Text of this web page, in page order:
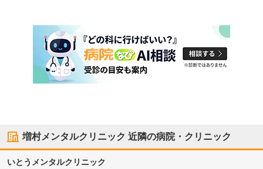
増村メンタルクリニック 近隣の病院・クリニック
いとうメンタルクリニック